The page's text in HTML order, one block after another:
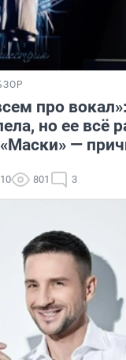
про
но ее всё
—
801 3